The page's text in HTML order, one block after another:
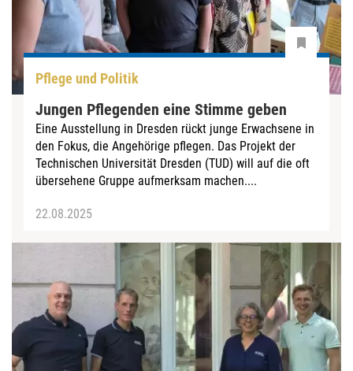
Pflege und Politik
Jungen Pflegenden eine Stimme geben
Eine Ausstellung in Dresden rückt junge Erwachsene in
den Fokus, die Angehörige pflegen. Das Projekt der
Technischen Universität Dresden (TUD) will auf die oft
übersehene Gruppe aufmerksam machen....
22.08.2025